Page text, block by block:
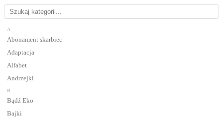
A
Abonament skarbiec
Adaptacja
Alfabet
Andrzejki
B
Bądź Eko
Bajki